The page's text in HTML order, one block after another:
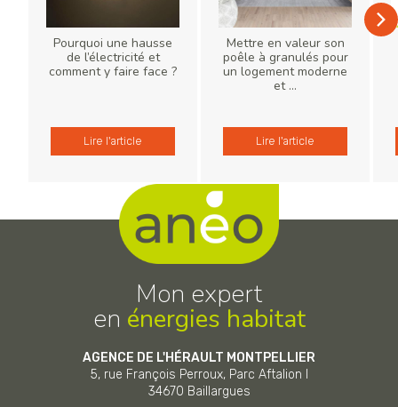
Pourquoi une hausse
de l’électricité et
comment y faire face ?
Lire l'article
Mettre en valeur son
poêle à granulés pour
un logement moderne
et ...
Lire l'article
Mon expert
en énergies habitat
AGENCE DE L'HÉRAULT MONTPELLIER
5, rue François Perroux, Parc Aftalion I
34670 Baillargues